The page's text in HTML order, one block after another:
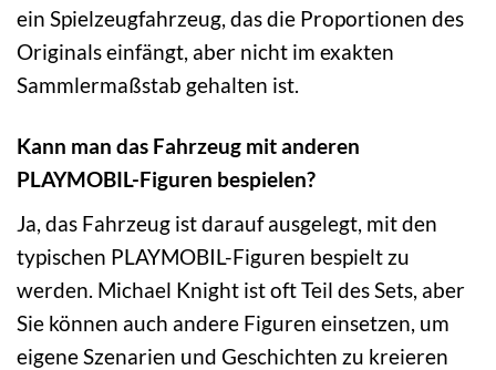
ein Spielzeugfahrzeug, das die Proportionen des
Originals einfängt, aber nicht im exakten
Sammlermaßstab gehalten ist.
Kann man das Fahrzeug mit anderen
PLAYMOBIL-Figuren bespielen?
Ja, das Fahrzeug ist darauf ausgelegt, mit den
typischen PLAYMOBIL-Figuren bespielt zu
werden. Michael Knight ist oft Teil des Sets, aber
Sie können auch andere Figuren einsetzen, um
eigene Szenarien und Geschichten zu kreieren